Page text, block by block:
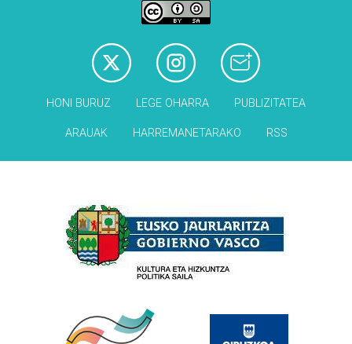
HONI BURUZ LEGE OHARRA PUBLIZITATEA
ARAUAK HARREMANETARAKO RSS